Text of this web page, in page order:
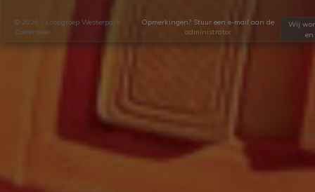
© 2026 - Loopgroep Westerpark
Zoetermeer
Opmerkingen? Stuur een e-mail aan de
administrator
Wij
en